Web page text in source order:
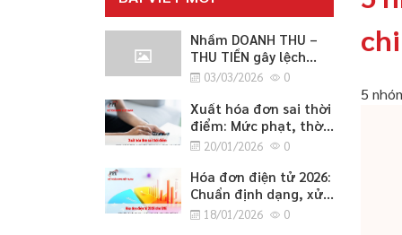
Nhầm DOANH THU –
THU TIỀN gây lệch
CÔNG NỢ 2026
03/03/2026 0
Xuất hóa đơn sai thời
điểm: Mức phạt, thời
điểm lập đúng quy
toàn 2026
20/01/2026 0
Hóa đơn điện tử 2026:
Chuẩn định dạng, xử
lý sai sót, chuyển đổi
18/01/2026 0
5